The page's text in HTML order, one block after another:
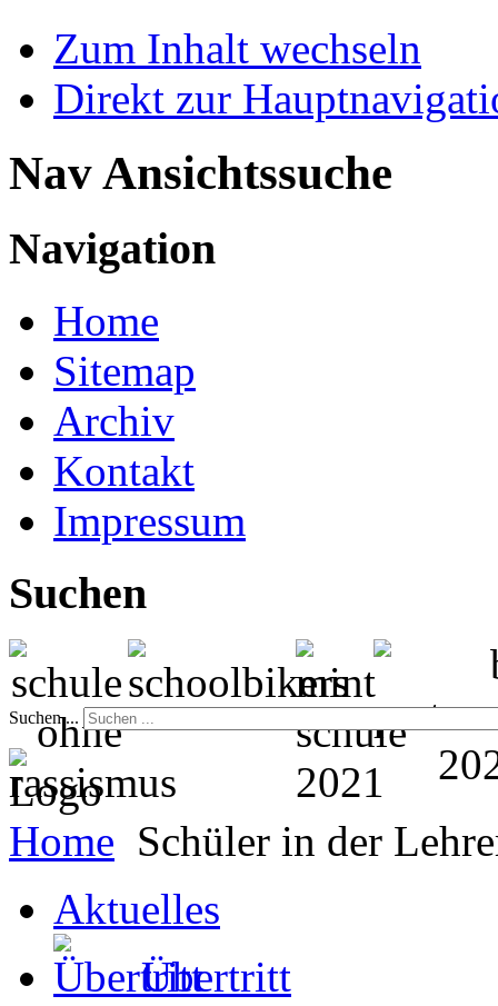
Zum Inhalt wechseln
Direkt zur
Nav Ansichtssuche
Navigation
Home
Sitemap
Archiv
Kontakt
Impressum
Suchen
Suchen ...
Home Schüler in der
Aktuelles
Übertritt